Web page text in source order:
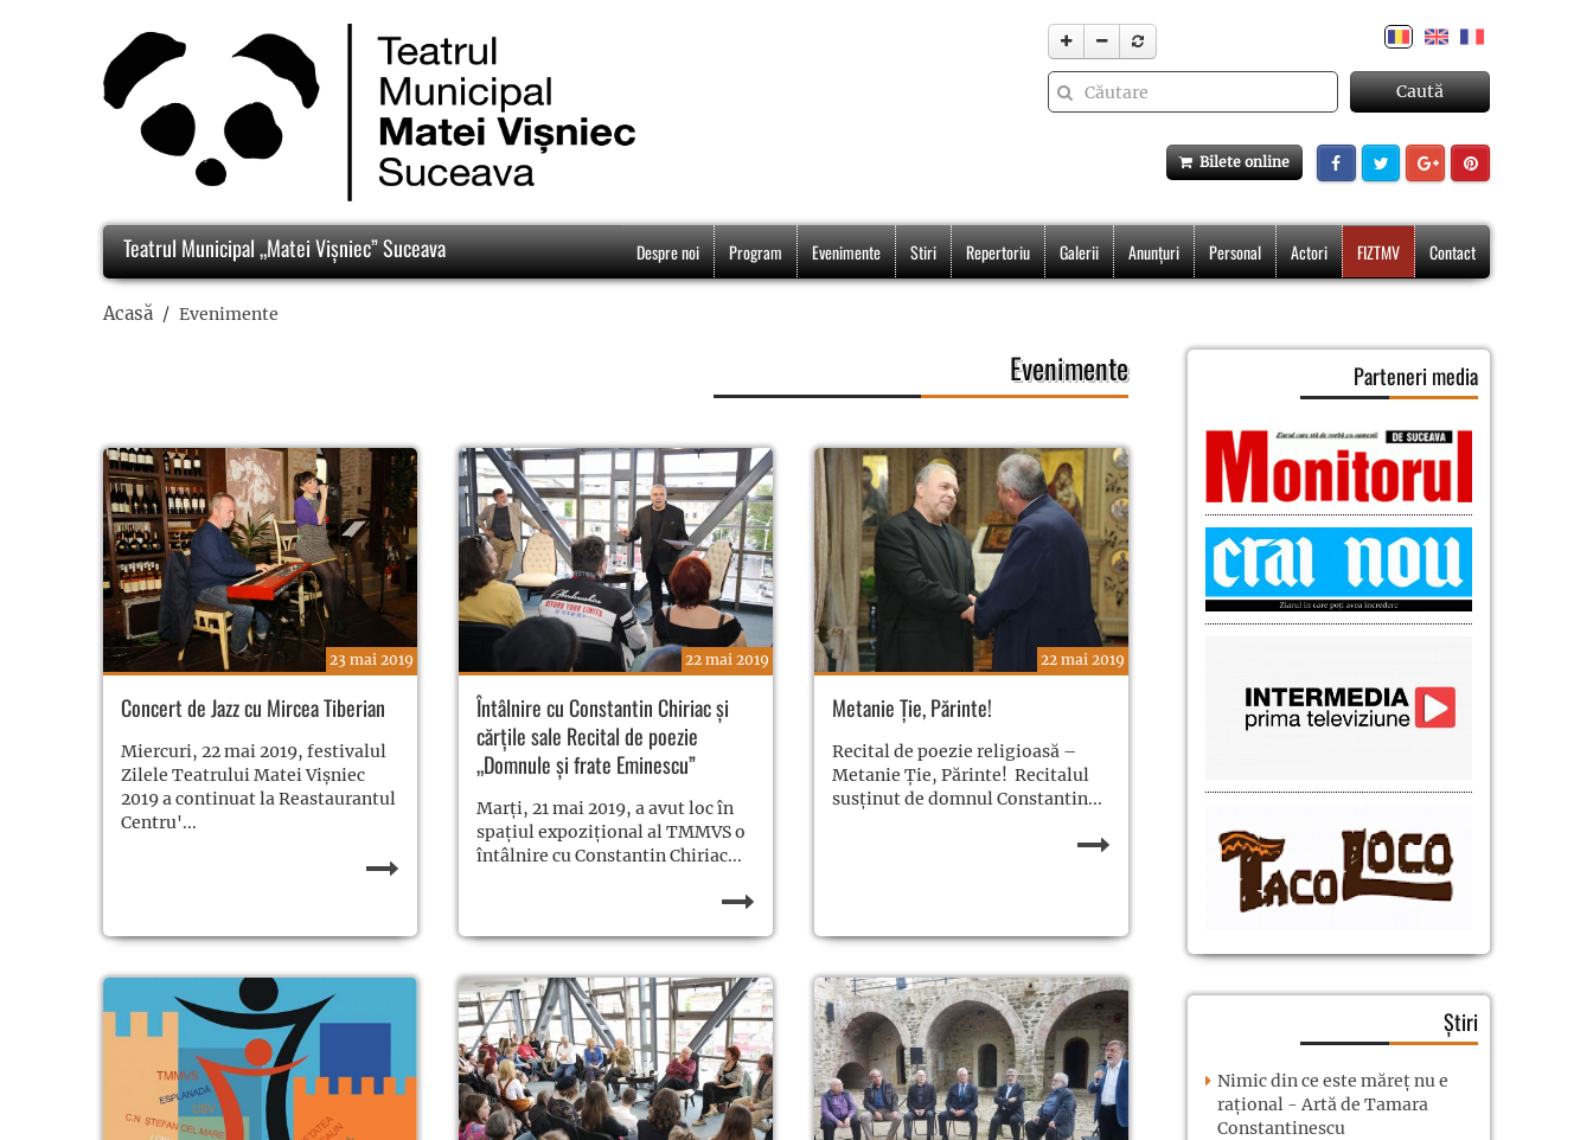
Caută
Bilete online
Teatrul Municipal „Matei Vișniec” Suceava Despre noi Program Evenimente Stiri Repertoriu Galerii Anunțuri Personal Actori FIZTMV Contact
Acasă Evenimente
Evenimente
23 mai 2019
Concert de Jazz cu Mircea Tiberian
Miercuri, 22 mai 2019, festivalul
Zilele Teatrului Matei Vișniec
2019 a continuat la Reastaurantul
Centru'...
22 mai 2019
Întâlnire cu Constantin Chiriac și
cărțile sale Recital de poezie
„Domnule și frate Eminescu”
Marți, 21 mai 2019, a avut loc în
spațiul expozițional al TMMVS o
întâlnire cu Constantin Chiriac...
22 mai 2019
Metanie Ție, Părinte!
Recital de poezie religioasă –
Metanie Ție, Părinte! Recitalul
susţinut de domnul Constantin...
Parteneri media
Știri
Nimic din ce este măreț nu e
rațional - Artă de Tamara
Constantinescu